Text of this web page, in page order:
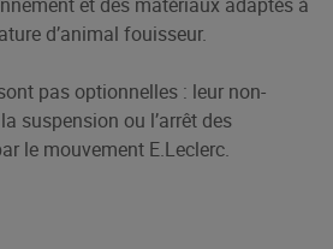
d’animal fouisseur.
pas optionnelles : leur non-
suspension ou l’arrêt des
le mouvement E.Leclerc.